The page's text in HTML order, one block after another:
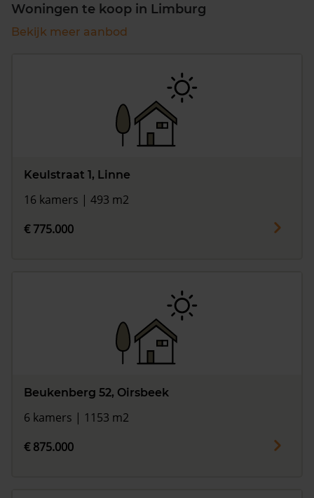
Woningen te koop in Limburg
Bekijk meer aanbod
Keulstraat 1, Linne
16 kamers | 493 m2
€ 775.000
Beukenberg 52, Oirsbeek
6 kamers | 1153 m2
€ 875.000